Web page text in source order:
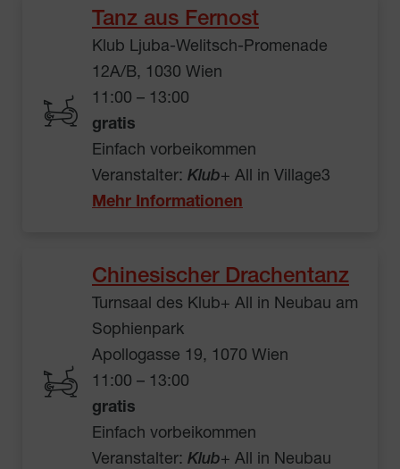
Tanz aus Fernost
Klub Ljuba-Welitsch-Promenade
12A/B, 1030 Wien
11:00 – 13:00
gratis
Einfach vorbeikommen
Veranstalter: Klub+ All in Village3
Mehr Informationen
Chinesischer Drachentanz
Turnsaal des Klub+ All in Neubau am
Sophienpark
Apollogasse 19, 1070 Wien
11:00 – 13:00
gratis
Einfach vorbeikommen
Veranstalter: Klub+ All in Neubau